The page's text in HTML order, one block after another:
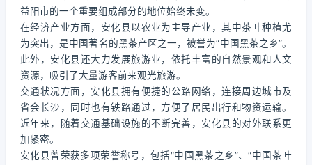
益阳市的一个重要组成部分的地位始终未变。
在经济产业方面，安化县以农业为主导产业，其中茶叶种植尤
为突出，是中国著名的黑茶产区之一，被誉为“中国黑茶之乡”。
此外，安化县还大力发展旅游业，依托丰富的自然景观和人文
资源，吸引了大量游客前来观光旅游。
交通状况方面，安化县拥有便捷的公路网络，连接周边城市及
省会长沙，同时也有铁路通过，方便了居民出行和物资运输。
近年来，随着交通基础设施的不断完善，安化县的对外联系更
加紧密。
安化县曾荣获多项荣誉称号，包括“中国黑茶之乡”、“中国茶叶